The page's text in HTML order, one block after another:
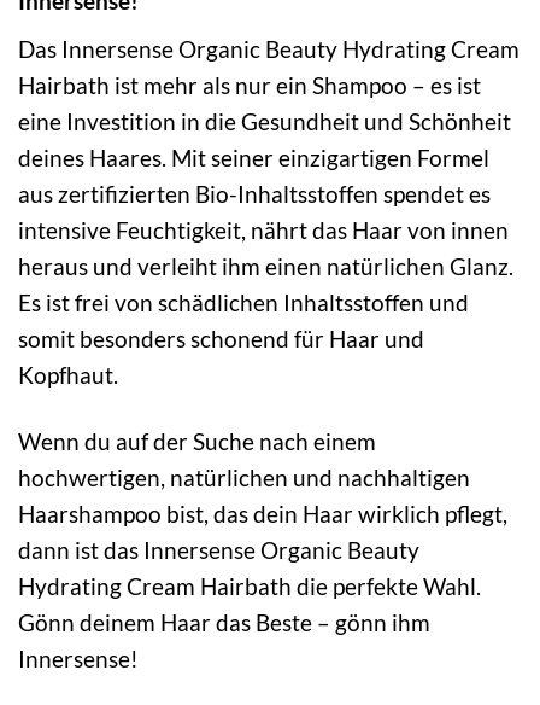
Das Innersense Organic Beauty Hydrating Cream
Hairbath ist mehr als nur ein Shampoo – es ist
eine Investition in die Gesundheit und Schönheit
deines Haares. Mit seiner einzigartigen Formel
aus zertifizierten Bio-Inhaltsstoffen spendet es
intensive Feuchtigkeit, nährt das Haar von innen
heraus und verleiht ihm einen natürlichen Glanz.
Es ist frei von schädlichen Inhaltsstoffen und
somit besonders schonend für Haar und
Kopfhaut.
Wenn du auf der Suche nach einem
hochwertigen, natürlichen und nachhaltigen
Haarshampoo bist, das dein Haar wirklich pflegt,
dann ist das Innersense Organic Beauty
Hydrating Cream Hairbath die perfekte Wahl.
Gönn deinem Haar das Beste – gönn ihm
Innersense!